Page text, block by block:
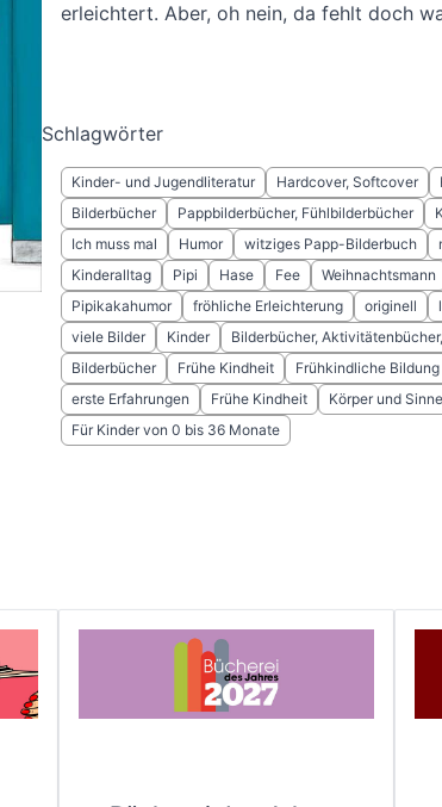
erleichtert. Aber, oh nein, da fehlt doch
Schlagwörter
Kinder- und Jugendliteratur Hardcover, Softcover
Bilderbücher
Pappbilderbücher, Fühlbilderbücher
Ich muss mal
Humor witziges Papp-Bilderbuch
Kinderalltag
Pipi Hase Fee Weihnachtsmann
Pipikakahumor
fröhliche Erleichterung originell
viele Bilder
Kinder
Bilderbücher,
Bilderbücher
Frühe Kindheit Frühkindliche Bildung
erste Erfahrungen
Frühe Kindheit
Körper und Sinne
Für Kinder von 0 bis 36 Monate